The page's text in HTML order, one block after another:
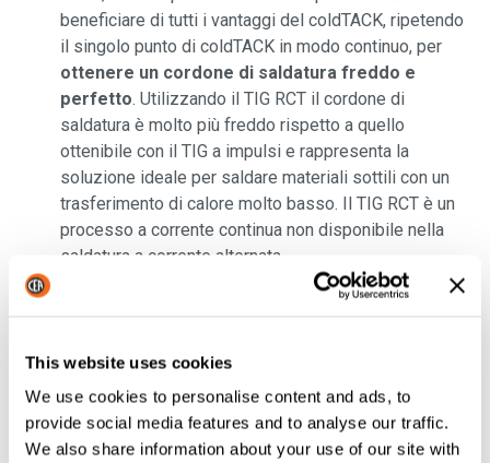
This website uses cookies
We use cookies to personalise content and ads, to
provide social media features and to analyse our traffic.
We also share information about your use of our site with
beneficiare di tutti i vantaggi del coldTACK, ripetendo
il singolo punto di coldTACK in modo continuo, per
ottenere un cordone di saldatura freddo e
perfetto. Utilizzando il TIG RCT il cordone di
saldatura è molto più freddo rispetto a quello
ottenibile con il TIG a impulsi e rappresenta la
soluzione ideale per saldare materiali sottili con un
trasferimento di calore molto basso. Il TIG RCT è un
processo a corrente continua non disponibile nella
saldatura a corrente alternata.